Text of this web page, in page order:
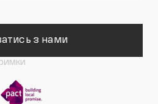
з нами